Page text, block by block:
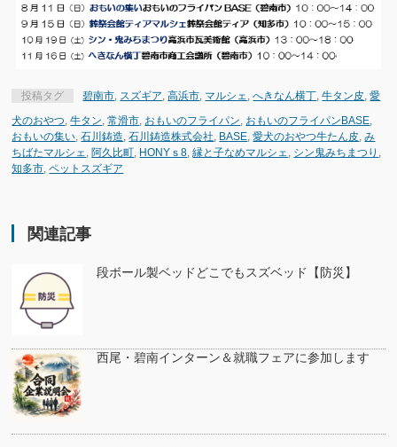
投稿タグ 碧南市 スズギア ,高浜市 マルシェ ,へきなん横丁 ,牛タン皮 ,愛
犬のおやつ ,牛タン ,常滑市 おもいのフライパン おもいのフライパンBASE
おもいの集い ,石川鋳造 ,石川鋳造株式会社 BASE ,愛犬のおやつ牛たん皮 ,み
ちばたマルシェ ,阿久比町 HONYｓ8 ,縁と子なめマルシェ シン鬼みちまつり
知多市 ,ペットスズギア
関連記事
段ボール製ベッドどこでもスズベッド【防災】
西尾・碧南インターン＆就職フェアに参加します